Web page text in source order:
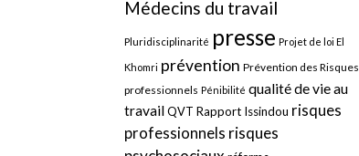
Médecins du travail
Pluridisciplinarité presse Projet de loi El
Khomri prévention Prévention des Risques
professionnels Pénibilité qualité de vie au
travailQVT Rapport Issindou risques
professionnels risques